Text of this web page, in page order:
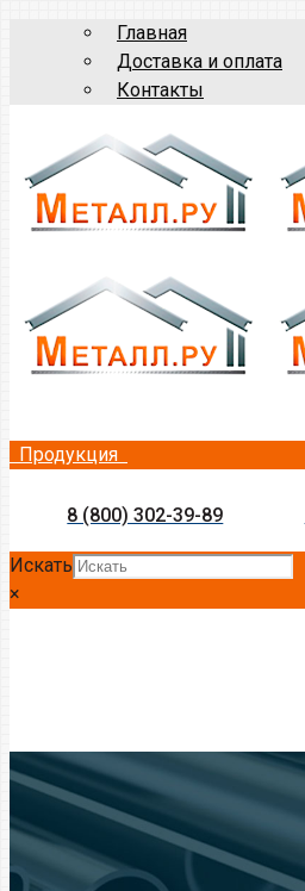
Главная
Доставка и оплата
Контакты
Продукция
8 (800) 302-39-89
Искать
×